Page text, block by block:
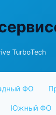
TurboTech
ФО
Южный ФО